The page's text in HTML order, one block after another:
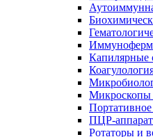
Капилярные
Микроскопы
ПЦР-
Ротаторы и